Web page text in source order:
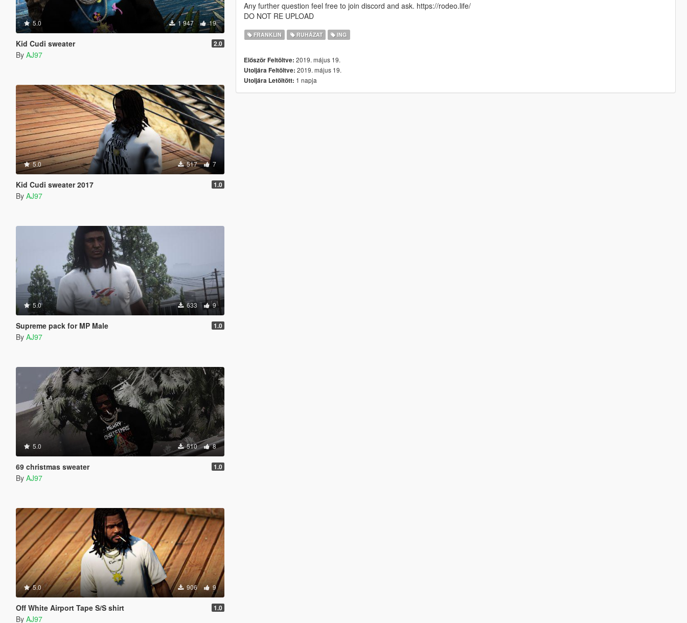
5.0 1 947 19
Kid Cudi sweater 2.0
By AJ97
5.0 517 7
Kid Cudi sweater 2017 1.0
By AJ97
5.0 633 9
Supreme pack for MP Male 1.0
By AJ97
5.0 510 8
69 christmas sweater 1.0
By AJ97
5.0 906 9
Off White Airport Tape S/S shirt 1.0
By AJ97
Any further question feel free to join discord and ask. https://rodeo.life/
DO NOT RE UPLOAD
FRANKLIN RUHÁZAT ING
Először Feltöltve: 2019. május 19.
Utoljára Feltöltve: 2019. május 19.
Utoljára Letöltött: 1 napja